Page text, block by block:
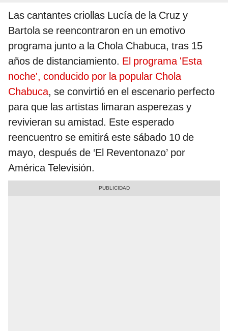
Las cantantes criollas Lucía de la Cruz y
Bartola se reencontraron en un emotivo
programa junto a la Chola Chabuca, tras 15
años de distanciamiento. El programa 'Esta
noche', conducido por la popular Chola
Chabuca, se convirtió en el escenario perfecto
para que las artistas limaran asperezas y
revivieran su amistad. Este esperado
reencuentro se emitirá este sábado 10 de
mayo, después de ‘El Reventonazo’ por
América Televisión.